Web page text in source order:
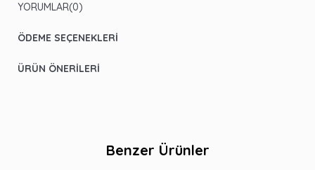
YORUMLAR(0)
ÖDEME SEÇENEKLERI
ÜRÜN ÖNERILERI
Benzer Ürünler